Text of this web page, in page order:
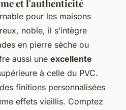
et l'authenticité
pour les maisons
noble, il s’intègre
en pierre sèche ou
aussi une excellente
à celle du PVC.
finitions personnalisées
effets vieillis. Comptez